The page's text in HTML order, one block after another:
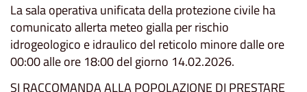
La sala operativa unificata della protezione civile ha
comunicato allerta meteo gialla per rischio
idrogeologico e idraulico del reticolo minore dalle ore
00:00 alle ore 18:00 del giorno 14.02.2026.
SI RACCOMANDA ALLA POPOLAZIONE DI PRESTARE